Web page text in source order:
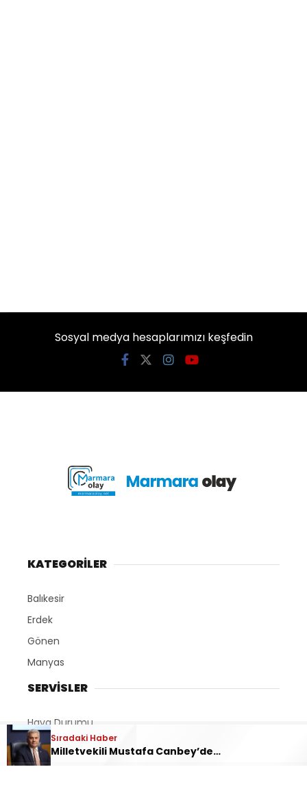
Sıradaki Haber
Milletvekili Mustafa Canbey’den Gençlere: Rotanızı Balıkesir’e Çevirin
Sosyal medya hesaplarımızı keşfedin
KATEGORİLER
Balıkesir
Erdek
Gönen
Manyas
SERVİSLER
Hava Durumu
Namaz Vakitleri
Nöbetçi Eczaneler